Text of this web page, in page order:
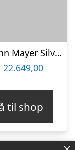
PRS John Mayer Silver Sky Dodgem Blue – El-guitar
22.649,00
til shop